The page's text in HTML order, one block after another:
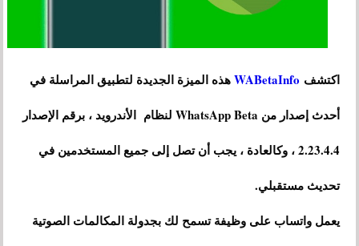
اكتشف WABetaInfo هذه الميزة الجديدة لتطبيق المراسلة في
أحدث إصدار من WhatsApp Beta لنظام الأندرويد ، برقم الإصدار
2.23.4.4 ، وكالعادة ، يجب أن تصل إلى جميع المستخدمين في
تحديث مستقبلي.
يعمل واتساب على وظيفة تسمح لك بجدولة المكالمات الصوتية